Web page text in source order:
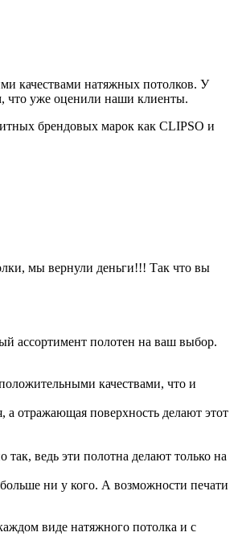
качествами натяжных потолков. У
что уже оценили наши клиенты.
брендовых марок как CLIPSO и
мы вернули деньги!!! Так что вы
ассортимент полотен на ваш выбор.
качествами, что и
а отражающая поверхность делают этот
ведь эти полотна делают только на
ни у кого. А возможности печати
виде натяжного потолка и с